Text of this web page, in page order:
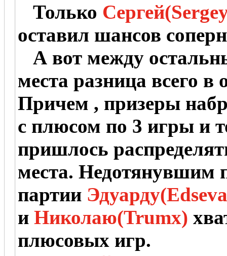
Только
оставил шансов
А вот между
места разница всего
Причем , призеры
с плюсом по 3 игры и
пришлось
места. Недотянувшим
партии
и Николаю(Trumx)
плюсовых игр.